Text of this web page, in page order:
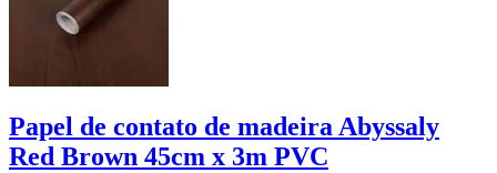
Papel de contato de madeira Abyssaly
Red Brown 45cm x 3m PVC